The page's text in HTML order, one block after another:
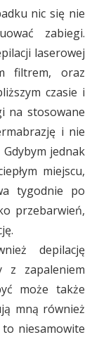
nic się nie
zabiegi.
laserowej
filtrem, oraz
czasie i
na stosowane
i nie
Gdybym jednak
miejscu,
tygodnie po
przebarwień,
depilację
z zapaleniem
może także
mną również
niesamowite